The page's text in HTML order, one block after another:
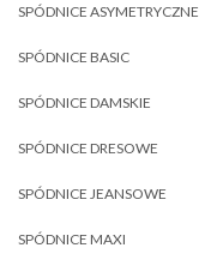
SPÓDNICE ASYMETRYCZNE
SPÓDNICE BASIC
SPÓDNICE DAMSKIE
SPÓDNICE DRESOWE
SPÓDNICE JEANSOWE
SPÓDNICE MAXI